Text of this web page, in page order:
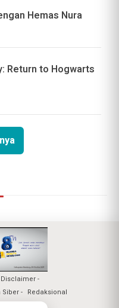
Hemas Nura
Return to Hogwarts
Disclaimer
Redaksional